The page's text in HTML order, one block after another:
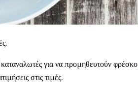
για να προμηθευτούν φρέσκο
στις τιμές.